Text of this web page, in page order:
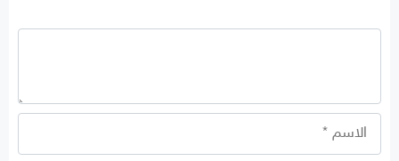
الاسم